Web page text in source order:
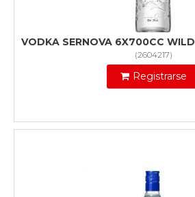
VODKA SERNOVA 6X700CC
(2604217)
Registrarse